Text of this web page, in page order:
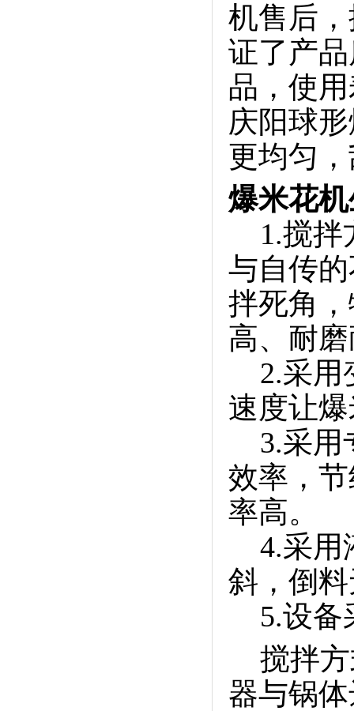
机售后
证了产
品，使
庆阳球
更均匀
爆米花
1.搅
与自传
拌死角
高、耐
2.采用
速度让
3.采用
效率，
率高。
4.采用
斜，倒
5.设
搅拌
器与锅